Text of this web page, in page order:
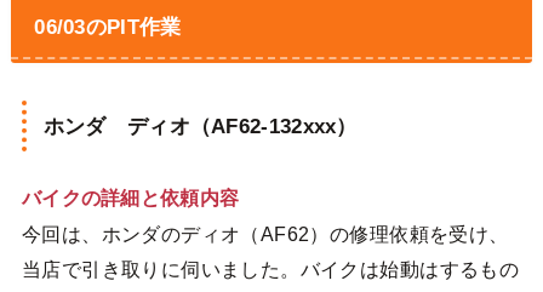
06/03のPIT作業
ホンダ ディオ（AF62-132xxx）
バイクの詳細と依頼内容
今回は、ホンダのディオ（AF62）の修理依頼を受け、
当店で引き取りに伺いました。バイクは始動はするもの